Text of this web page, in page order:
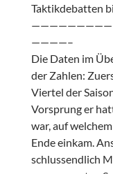
Taktikdebatten
————–
Die Daten im
der Zahlen:
Viertel der
Vorsprung er
war, auf
Ende einkam.
schlussendlich